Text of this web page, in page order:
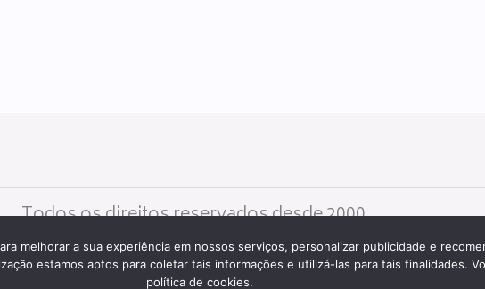
Todos os direitos reservados desde 2000.
melhorar a sua experiência em nossos serviços, personalizar publicidade e
estamos aptos para coletar tais informações e utilizá-las para tais finalidades.
política de cookies.